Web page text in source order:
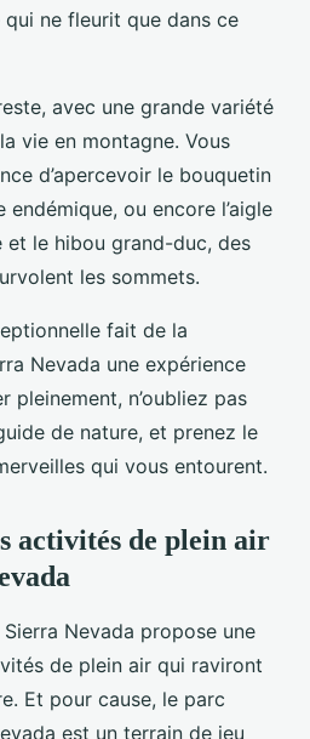
ne fleurit que dans ce
avec une grande variété
vie en montagne. Vous
d’apercevoir le bouquetin
endémique, ou encore l’aigle
et le hibou grand-duc, des
les sommets.
fait de la
Nevada une expérience
pleinement, n’oubliez pas
de nature, et prenez le
qui vous entourent.
activités de plein air
Nevada propose une
de plein air qui raviront
Et pour cause, le parc
est un terrain de jeu